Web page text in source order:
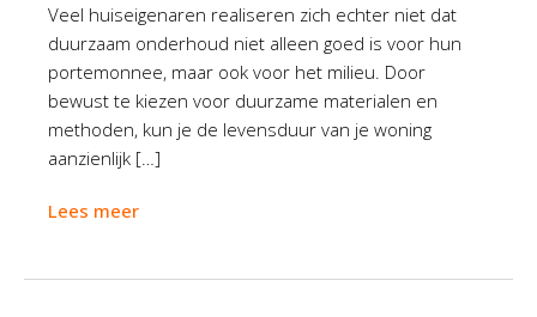
Veel huiseigenaren realiseren zich echter niet dat
duurzaam onderhoud niet alleen goed is voor hun
portemonnee, maar ook voor het milieu. Door
bewust te kiezen voor duurzame materialen en
methoden, kun je de levensduur van je woning
aanzienlijk […]
Lees meer